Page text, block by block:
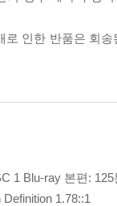
로 인한 반품은 회
1 Blu-ray 본편:
1.78::1